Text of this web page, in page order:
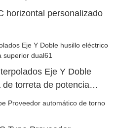
horizontal personalizado
Eje Y Doble
torreta de potencia